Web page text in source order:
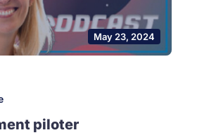
May 23, 2024
piloter